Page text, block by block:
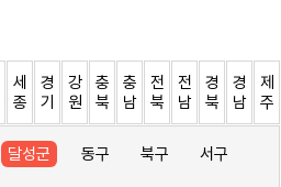
세
종
경
기
강
원
충
북
충
남
전
북
전
남
경
북
경
남
제
주
달성군 동구 북구
서구